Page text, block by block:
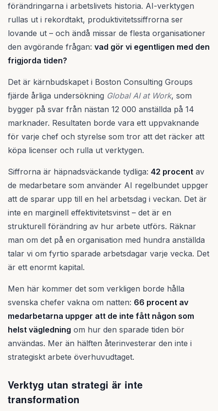
förändringarna i arbetslivets historia. AI-verktygen
rullas ut i rekordtakt, produktivitetssiffrorna ser
lovande ut – och ändå missar de flesta organisationer
den avgörande frågan: vad gör vi egentligen med den
frigjorda tiden?
Det är kärnbudskapet i Boston Consulting Groups
fjärde årliga undersökning Global AI at Work, som
bygger på svar från nästan 12 000 anställda på 14
marknader. Resultaten borde vara ett uppvaknande
för varje chef och styrelse som tror att det räcker att
köpa licenser och rulla ut verktygen.
Siffrorna är häpnadsväckande tydliga: 42 procent av
de medarbetare som använder AI regelbundet uppger
att de sparar upp till en hel arbetsdag i veckan. Det är
inte en marginell effektivitetsvinst – det är en
strukturell förändring av hur arbete utförs. Räknar
man om det på en organisation med hundra anställda
talar vi om fyrtio sparade arbetsdagar varje vecka. Det
är ett enormt kapital.
Men här kommer det som verkligen borde hålla
svenska chefer vakna om natten: 66 procent av
medarbetarna uppger att de inte fått någon som
helst vägledning om hur den sparade tiden bör
användas. Mer än hälften återinvesterar den inte i
strategiskt arbete överhuvudtaget.
Verktyg utan strategi är inte
transformation